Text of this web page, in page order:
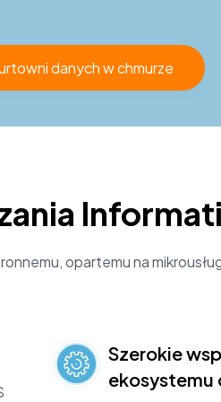
danych w chmurze
opartemu na
Szerokie
ekosystemu